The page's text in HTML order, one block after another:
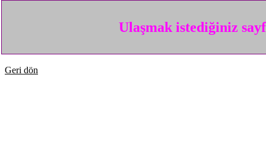
Ulaşmak istediğiniz
Geri dön